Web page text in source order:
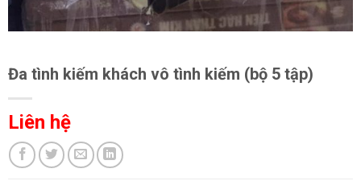
Đa tình kiếm khách vô tình kiếm (bộ 5 tập)
Liên hệ